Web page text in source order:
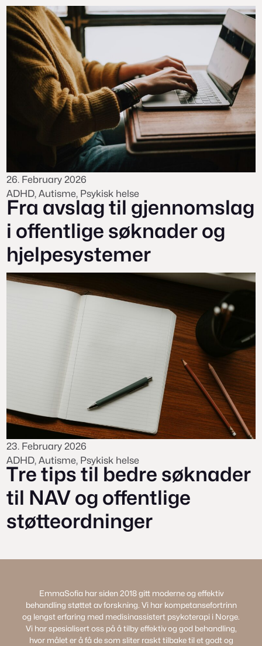
26. February 2026
ADHD, Autisme, Psykisk helse
Fra avslag til gjennomslag
i offentlige søknader og
hjelpesystemer
23. February 2026
ADHD, Autisme, Psykisk helse
Tre tips til bedre søknader
til NAV og offentlige
støtteordninger
EmmaSofia har siden 2018 gitt moderne og effektiv
behandling støttet av forskning. Vi har kompetansefortrinn
og lengst erfaring med medisinassistert psykoterapi i Norge.
Vi har spesialisert oss på å tilby effektiv og god behandling,
hvor målet er å få de som sliter raskt tilbake til et godt og